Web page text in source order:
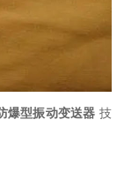
爆型振动变送器 技